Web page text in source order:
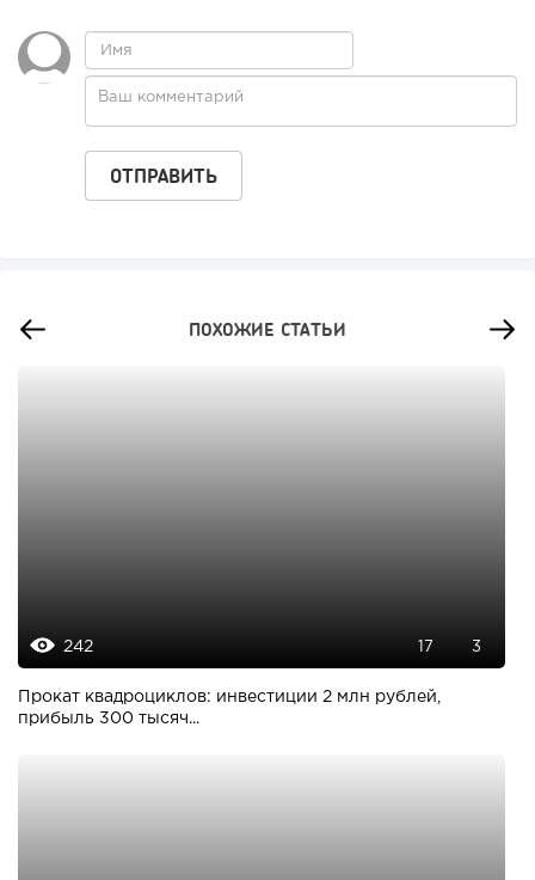
ПОХОЖИЕ СТАТЬИ
242 17 3
Прокат квадроциклов: инвестиции 2 млн рублей,
прибыль 300 тысяч...